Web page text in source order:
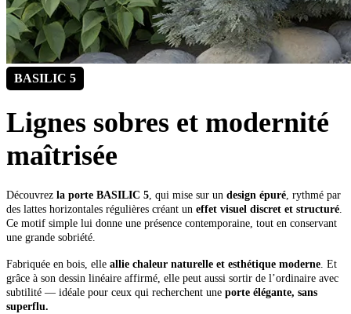
BASILIC 5
Lignes sobres et modernité
maîtrisée
Découvrez la porte BASILIC 5, qui mise sur un design épuré, rythmé par
des lattes horizontales régulières créant un effet visuel discret et structuré.
Ce motif simple lui donne une présence contemporaine, tout en conservant
une grande sobriété.
Fabriquée en bois, elle allie chaleur naturelle et esthétique moderne. Et
grâce à son dessin linéaire affirmé, elle peut aussi sortir de l’ordinaire avec
subtilité — idéale pour ceux qui recherchent une porte élégante, sans
superflu.